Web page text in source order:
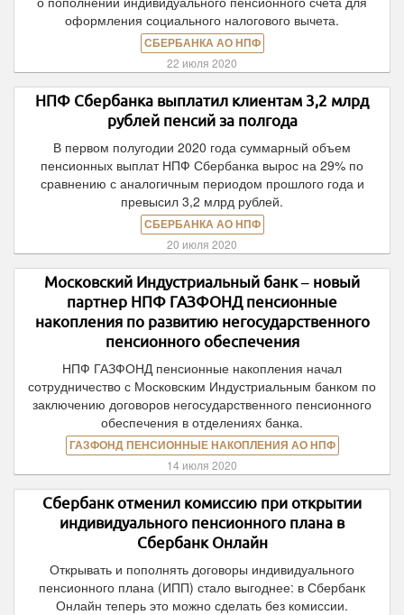
оформления социального налогового вычета.
СБЕРБАНКА АО НПФ
22 июля 2020
НПФ Сбербанка выплатил клиентам 3,2 млрд
рублей пенсий за полгода
В первом полугодии 2020 года суммарный объем
пенсионных выплат НПФ Сбербанка вырос на 29% по
сравнению с аналогичным периодом прошлого года и
превысил 3,2 млрд рублей.
СБЕРБАНКА АО НПФ
20 июля 2020
Московский Индустриальный банк – новый
партнер НПФ ГАЗФОНД пенсионные
накопления по развитию негосударственного
пенсионного обеспечения
НПФ ГАЗФОНД пенсионные накопления начал
сотрудничество с Московским Индустриальным банком по
заключению договоров негосударственного пенсионного
обеспечения в отделениях банка.
ГАЗФОНД ПЕНСИОННЫЕ НАКОПЛЕНИЯ АО НПФ
14 июля 2020
Сбербанк отменил комиссию при открытии
индивидуального пенсионного плана в
Сбербанк Онлайн
Открывать и пополнять договоры индивидуального
пенсионного плана (ИПП) стало выгоднее: в Сбербанк
Онлайн теперь это можно сделать без комиссии.